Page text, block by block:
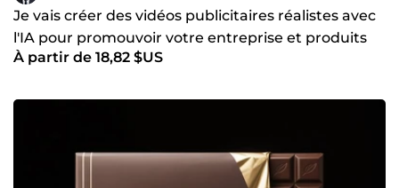
Je vais créer des vidéos publicitaires réalistes avec
l'IA pour promouvoir votre entreprise et produits
À partir de 18,82 $US